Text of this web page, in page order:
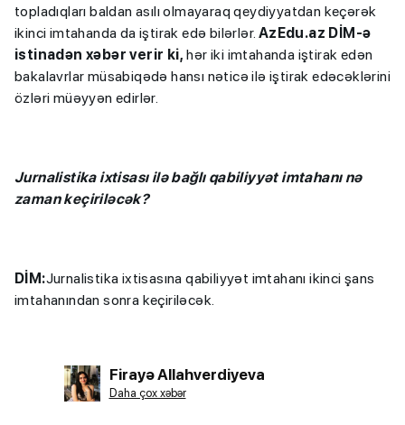
topladıqları baldan asılı olmayaraq qeydiyyatdan keçərək
ikinci imtahanda da iştirak edə bilərlər. AzEdu.az DİM-ə
istinadən xəbər verir ki, hər iki imtahanda iştirak edən
bakalavrlar müsabiqədə hansı nəticə ilə iştirak edəcəklərini
özləri müəyyən edirlər.
Jurnalistika ixtisası ilə bağlı qabiliyyət imtahanı nə
zaman keçiriləcək?
DİM:Jurnalistika ixtisasına qabiliyyət imtahanı ikinci şans
imtahanından sonra keçiriləcək.
Firayə Allahverdiyeva
Daha çox xəbər